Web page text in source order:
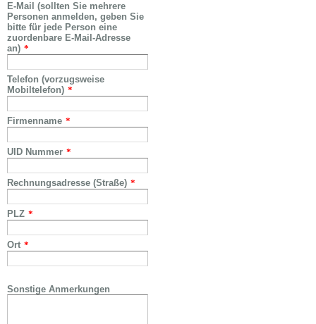
E-Mail (sollten Sie mehrere
Personen anmelden, geben Sie
bitte für jede Person eine
zuordenbare E-Mail-Adresse
an) *
Telefon (vorzugsweise
Mobiltelefon) *
Firmenname *
UID Nummer *
Rechnungsadresse (Straße) *
PLZ *
Ort *
Sonstige Anmerkungen